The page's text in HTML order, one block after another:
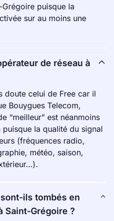
Grégoire puisque la
sur au moins une
de réseau à
doute celui de Free car il
Bouygues Telecom,
“meilleur” est néanmoins
la qualité du signal
(fréquences radio,
météo, saison,
ils tombés en
Saint-Grégoire ?